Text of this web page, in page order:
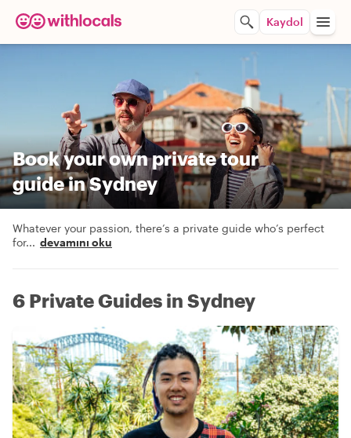
Kaydol
Book your own private tour
guide in Sydney
Whatever your passion, there’s a private guide who’s perfect
for... devamını oku
6 Private Guides in Sydney